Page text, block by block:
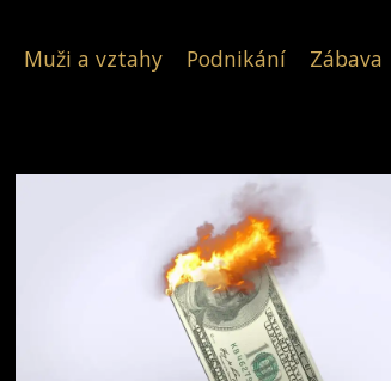
Muži a vztahy Podnikání Zábava